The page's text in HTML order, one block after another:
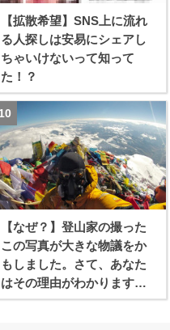
【拡散希望】SNS上に流れ
る人探しは安易にシェアし
ちゃいけないって知って
た！？
【なぜ？】登山家の撮った
この写真が大きな物議をか
もしました。さて、あなた
はその理由がわかります
か？